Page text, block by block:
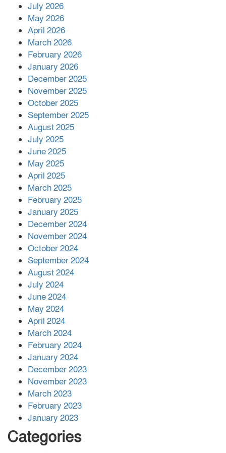
পর ফোন তারেক রহমানের,গ্যাস সঙ্কট
সহায়তা দিলেন সাচিং প্রু জেরী
July 2026
May 2026
April 2026
March 2026
February 2026
January 2026
December 2025
November 2025
October 2025
September 2025
August 2025
July 2025
June 2025
May 2025
April 2025
March 2025
February 2025
January 2025
December 2024
November 2024
October 2024
September 2024
August 2024
July 2024
June 2024
May 2024
April 2024
March 2024
February 2024
January 2024
December 2023
November 2023
March 2023
February 2023
January 2023
Categories